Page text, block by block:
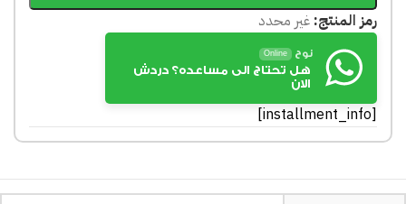
رمز المنتج: غير محدد
نوح Online
هل تحتاج الى مساعده؟ دردش
الان
[installment_info]